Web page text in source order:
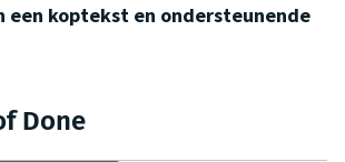
een koptekst en ondersteunende
Done